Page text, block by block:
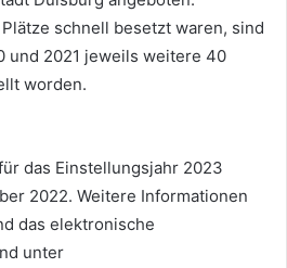
schnell besetzt waren, sind
und 2021 jeweils weitere 40
worden.
das Einstellungsjahr 2023
2022. Weitere Informationen
das elektronische
unter